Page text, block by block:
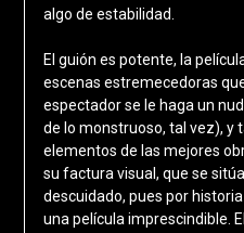
algo de estabilidad.
El guión es potente, la
escenas estremecedoras
espectador se le haga un
de lo monstruoso, tal vez), y
elementos de las mejores
su factura visual, que se
descuidado, pues por
una película imprescindible.